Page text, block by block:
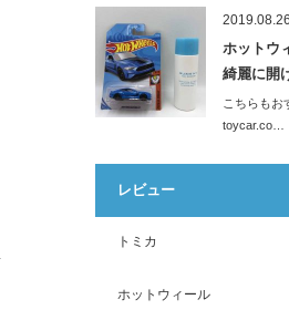
2019.08.26
ホットウ
綺麗に開
こちらもお
toycar.co…
レビュー
トミカ
ホットウィール